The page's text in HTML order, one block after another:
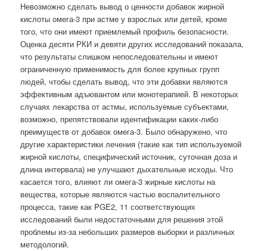
Невозможно сделать вывод о ценности добавок жирной
кислоты омега-3 при астме у взрослых или детей, кроме
того, что они имеют приемлемый профиль безопасности.
Оценка десяти РКИ и девяти других исследований показала,
что результаты слишком непоследовательны и имеют
ограниченную применимость для более крупных групп
людей, чтобы сделать вывод, что эти добавки являются
эффективным адъювантом или монотерапией. В некоторых
случаях лекарства от астмы, используемые субъектами,
возможно, препятствовали идентификации каких-либо
преимуществ от добавок омега-3. Было обнаружено, что
другие характеристики лечения (такие как тип используемой
жирной кислоты, специфический источник, суточная доза и
длина интервала) не улучшают дыхательные исходы. Что
касается того, влияют ли омега-3 жирные кислоты на
вещества, которые являются частью воспалительного
процесса, такие как PGE2, 11 соответствующих
исследований были недостаточными для решения этой
проблемы из-за небольших размеров выборки и различных
методологий.